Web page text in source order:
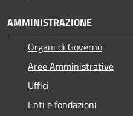
AMMINISTRAZIONE
Organi di Governo
Aree Amministrative
Uffici
Enti e fondazioni